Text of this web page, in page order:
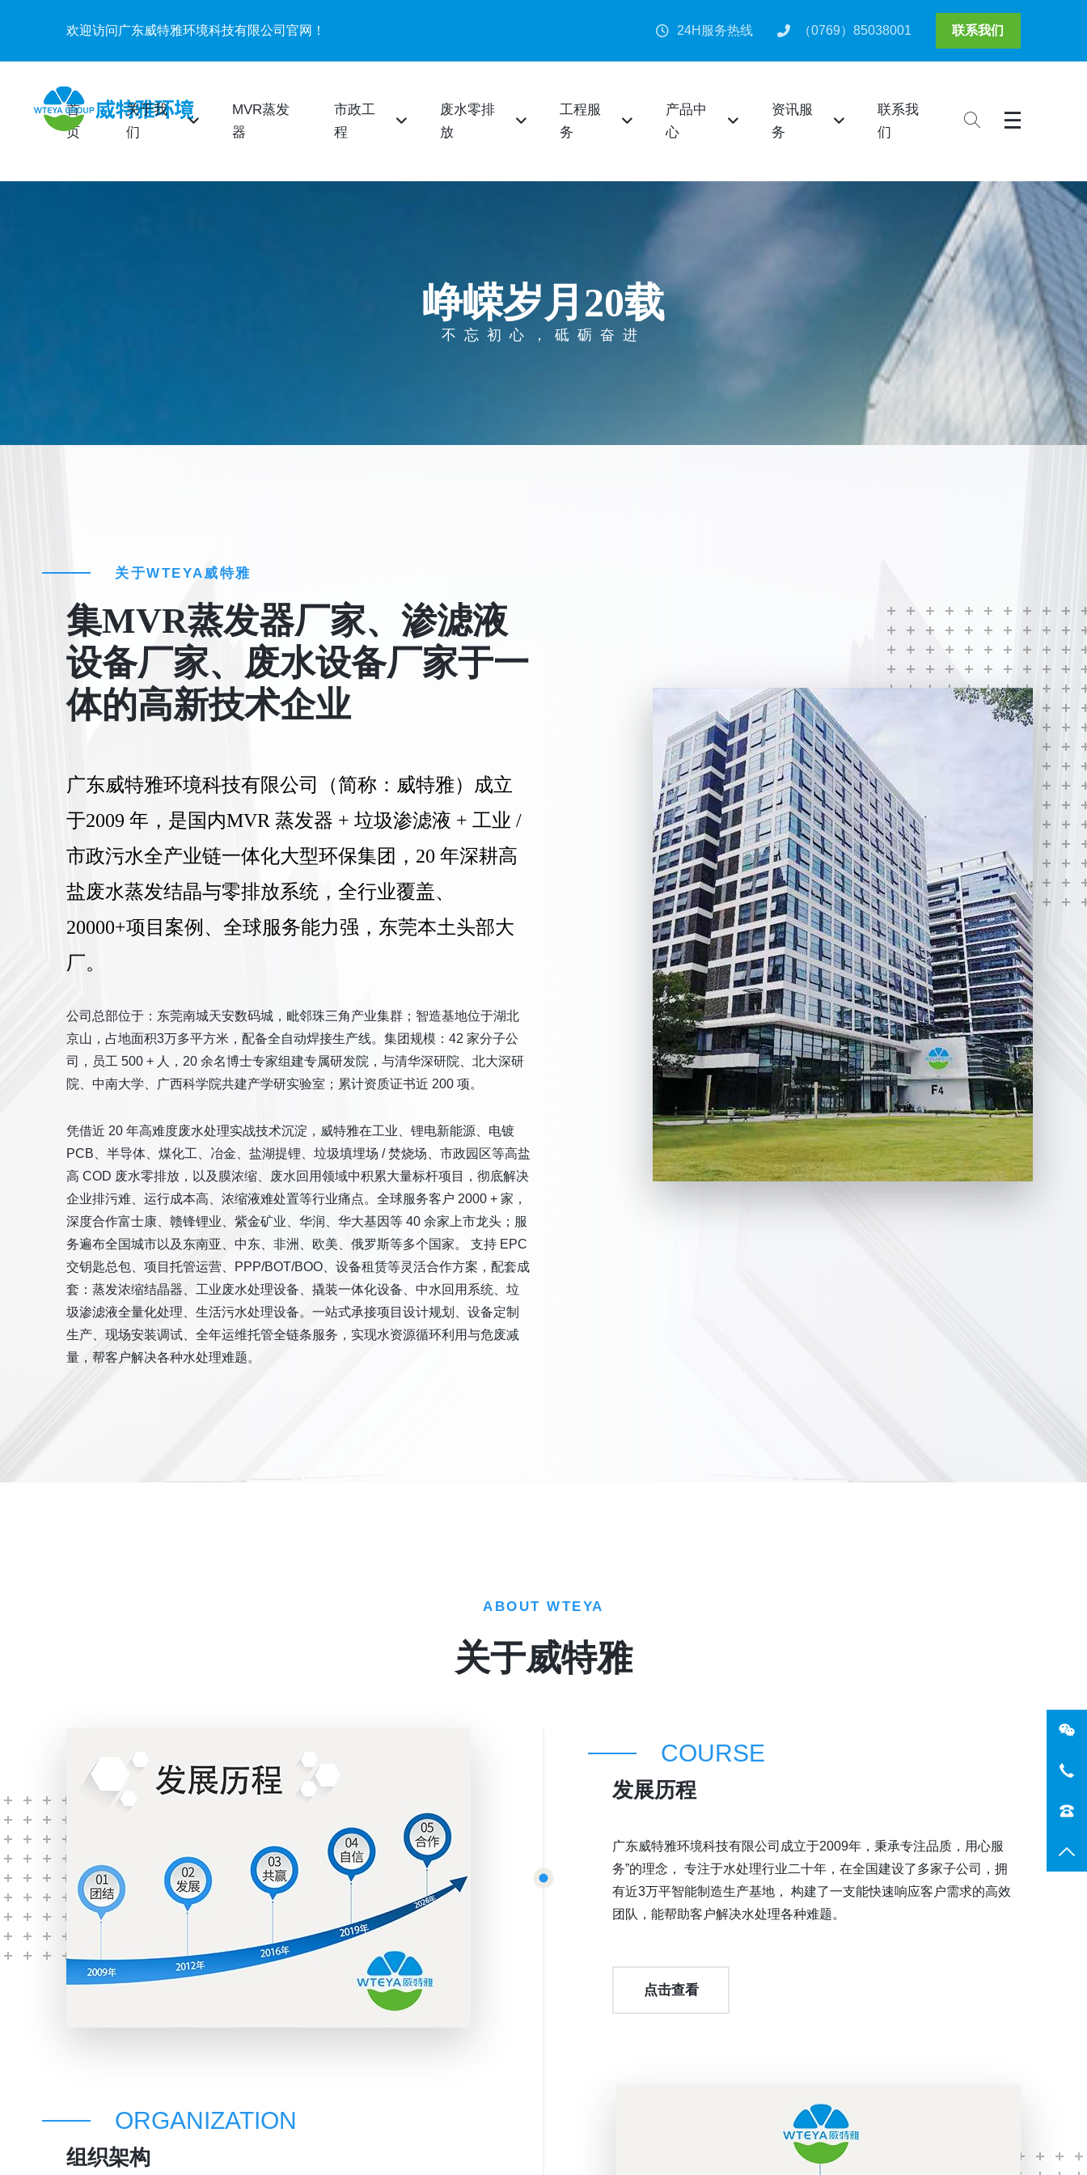
欢迎访问广东威特雅环境科技有限公司官网！ 24H服务热线 （0769）85038001 联系我们
首
页
关于我
们
MVR蒸发
器
市政工
程
废水零排
放
工程服
务
产品中
心
资讯服
务
联系我
们
峥嵘岁月20载
不忘初心，砥砺奋进
关于WTEYA威特雅
集MVR蒸发器厂家、渗滤液
设备厂家、废水设备厂家于一
体的高新技术企业
广东威特雅环境科技有限公司（简称：威特雅）成立
于2009 年，是国内MVR 蒸发器 + 垃圾渗滤液 + 工业 /
市政污水全产业链一体化大型环保集团，20 年深耕高
盐废水蒸发结晶与零排放系统，全行业覆盖、
20000+项目案例、全球服务能力强，东莞本土头部大
厂。
公司总部位于：东莞南城天安数码城，毗邻珠三角产业集群；智造基地位于湖北
京山，占地面积3万多平方米，配备全自动焊接生产线。集团规模：42 家分子公
司，员工 500 + 人，20 余名博士专家组建专属研发院，与清华深研院、北大深研
院、中南大学、广西科学院共建产学研实验室；累计资质证书近 200 项。
凭借近 20 年高难度废水处理实战技术沉淀，威特雅在工业、锂电新能源、电镀
PCB、半导体、煤化工、冶金、盐湖提锂、垃圾填埋场 / 焚烧场、市政园区等高盐
高 COD 废水零排放，以及膜浓缩、废水回用领域中积累大量标杆项目，彻底解决
企业排污难、运行成本高、浓缩液难处置等行业痛点。全球服务客户 2000 + 家，
深度合作富士康、赣锋锂业、紫金矿业、华润、华大基因等 40 余家上市龙头；服
务遍布全国城市以及东南亚、中东、非洲、欧美、俄罗斯等多个国家。 支持 EPC
交钥匙总包、项目托管运营、PPP/BOT/BOO、设备租赁等灵活合作方案，配套成
套：蒸发浓缩结晶器、工业废水处理设备、撬装一体化设备、中水回用系统、垃
圾渗滤液全量化处理、生活污水处理设备。一站式承接项目设计规划、设备定制
生产、现场安装调试、全年运维托管全链条服务，实现水资源循环利用与危废减
量，帮客户解决各种水处理难题。
ABOUT WTEYA
关于威特雅
COURSE
发展历程
广东威特雅环境科技有限公司成立于2009年，秉承专注品质，用心服
务”的理念， 专注于水处理行业二十年，在全国建设了多家子公司，拥
有近3万平智能制造生产基地， 构建了一支能快速响应客户需求的高效
团队，能帮助客户解决水处理各种难题。
点击查看
ORGANIZATION
组织架构
微
手
电